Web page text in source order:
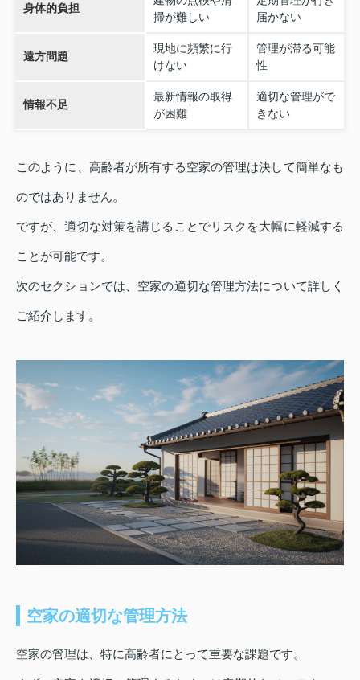
身体的負担
掃が難しい
届かない
遠方問題
現地に頻繁に行
けない
管理が滞る可能
性
情報不足
最新情報の取得
が困難
適切な管理がで
きない
このように、高齢者が所有する空家の管理は決して簡単なも
のではありません。
ですが、適切な対策を講じることでリスクを大幅に軽減する
ことが可能です。
次のセクションでは、空家の適切な管理方法について詳しく
ご紹介します。
空家の適切な管理方法
空家の管理は、特に高齢者にとって重要な課題です。